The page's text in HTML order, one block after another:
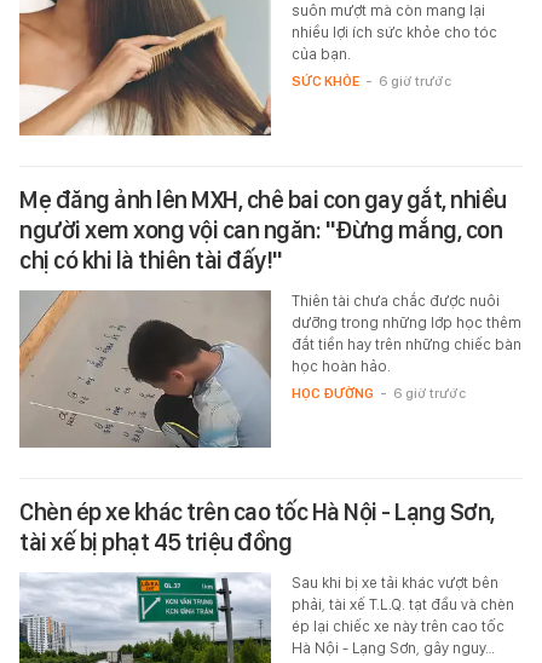
suôn mượt mà còn mang lại
nhiều lợi ích sức khỏe cho tóc
của bạn.
SỨC KHỎE - 6 giờ trước
Mẹ đăng ảnh lên MXH, chê bai con gay gắt, nhiều
người xem xong vội can ngăn: "Đừng mắng, con
chị có khi là thiên tài đấy!"
Thiên tài chưa chắc được nuôi
dưỡng trong những lớp học thêm
đắt tiền hay trên những chiếc bàn
học hoàn hảo.
HỌC ĐƯỜNG - 6 giờ trước
Chèn ép xe khác trên cao tốc Hà Nội - Lạng Sơn,
tài xế bị phạt 45 triệu đồng
Sau khi bị xe tải khác vượt bên
phải, tài xế T.L.Q. tạt đầu và chèn
ép lại chiếc xe này trên cao tốc
Hà Nội - Lạng Sơn, gây nguy…